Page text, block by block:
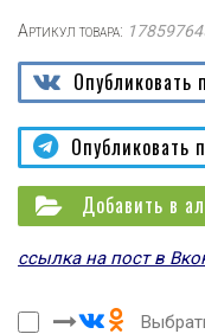
Артикул товара:
Опубликовать
Опубликовать
Добавить в
ссылка на пост в